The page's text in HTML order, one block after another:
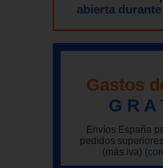
abierta
Gastos
G R A
Envíos España
pedidos
(más iva)